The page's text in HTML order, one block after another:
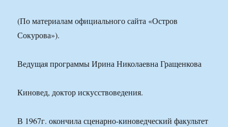
(По материалам официального сайта «Остров
Сокурова»).
Ведущая программы Ирина Николаевна Гращенкова
Киновед, доктор искусствоведения.
В 1967г. окончила сценарно-киноведческий факультет